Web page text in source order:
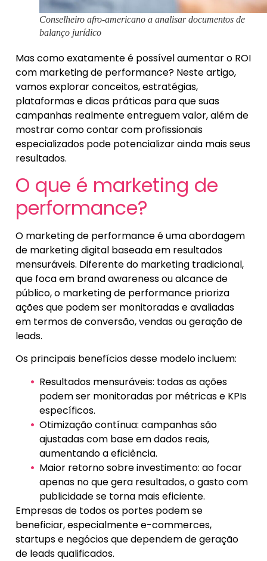
Conselheiro afro-americano a analisar documentos de
balanço jurídico
Mas como exatamente é possível aumentar o ROI
com marketing de performance? Neste artigo,
vamos explorar conceitos, estratégias,
plataformas e dicas práticas para que suas
campanhas realmente entreguem valor, além de
mostrar como contar com profissionais
especializados pode potencializar ainda mais seus
resultados.
O que é marketing de
performance?
O marketing de performance é uma abordagem
de marketing digital baseada em resultados
mensuráveis. Diferente do marketing tradicional,
que foca em brand awareness ou alcance de
público, o marketing de performance prioriza
ações que podem ser monitoradas e avaliadas
em termos de conversão, vendas ou geração de
leads.
Os principais benefícios desse modelo incluem:
Resultados mensuráveis: todas as ações
podem ser monitoradas por métricas e KPIs
específicos.
Otimização contínua: campanhas são
ajustadas com base em dados reais,
aumentando a eficiência.
Maior retorno sobre investimento: ao focar
apenas no que gera resultados, o gasto com
publicidade se torna mais eficiente.
Empresas de todos os portes podem se
beneficiar, especialmente e-commerces,
startups e negócios que dependem de geração
de leads qualificados.